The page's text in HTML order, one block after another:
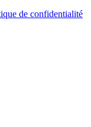
de confidentialité